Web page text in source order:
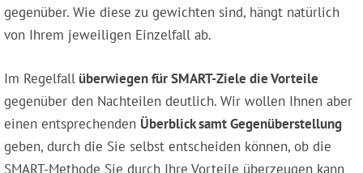
gegenüber. Wie diese zu gewichten sind, hängt natürlich
von Ihrem jeweiligen Einzelfall ab.
Im Regelfall überwiegen für SMART-Ziele die Vorteile
gegenüber den Nachteilen deutlich. Wir wollen Ihnen aber
einen entsprechenden Überblick samt Gegenüberstellung
geben, durch die Sie selbst entscheiden können, ob die
SMART-Methode Sie durch Ihre Vorteile überzeugen kann